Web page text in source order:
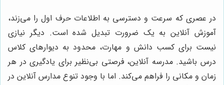
در عصری که سرعت و دسترسی به اطلاعات حرف اول را می‌زند،
آموزش آنلاین به یک ضرورت تبدیل شده است. دیگر نیازی
نیست برای کسب دانش و مهارت، محدود به دیوارهای کلاس
درس باشید. مدرسه آنلاین، فرصتی بی‌نظیر برای یادگیری در هر
زمان و مکانی را فراهم می‌کند. اما با وجود تنوع مدارس آنلاین در